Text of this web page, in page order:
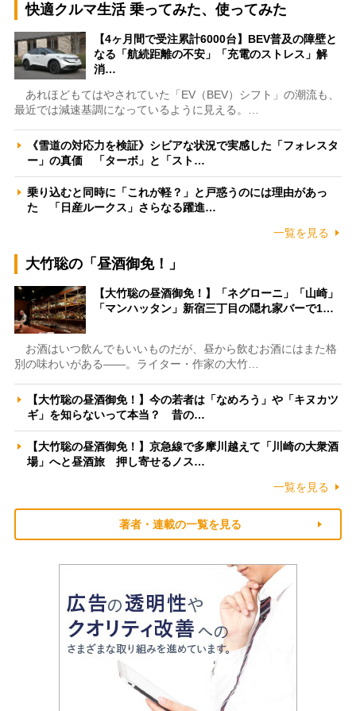
快適クルマ生活 乗ってみた、使ってみた
【4ヶ月間で受注累計6000台】BEV普及の障壁と
なる「航続距離の不安」「充電のストレス」解
消…
あれほどもてはやされていた「EV（BEV）シフト」の潮流も、
最近では減速基調になっているように見える。…
《雪道の対応力を検証》シビアな状況で実感した「フォレスタ
ー」の真価 「ターボ」と「スト…
乗り込むと同時に「これが軽？」と戸惑うのには理由があっ
た 「日産ルークス」さらなる躍進…
一覧を見る
大竹聡の「昼酒御免！」
【大竹聡の昼酒御免！】「ネグローニ」「山崎」
「マンハッタン」新宿三丁目の隠れ家バーで1…
お酒はいつ飲んでもいいものだが、昼から飲むお酒にはまた格
別の味わいがある――。ライター・作家の大竹…
【大竹聡の昼酒御免！】今の若者は「なめろう」や「キヌカツ
ギ」を知らないって本当？ 昔の…
【大竹聡の昼酒御免！】京急線で多摩川越えて「川崎の大衆酒
場」へと昼酒旅 押し寄せるノス…
一覧を見る
著者・連載の一覧を見る